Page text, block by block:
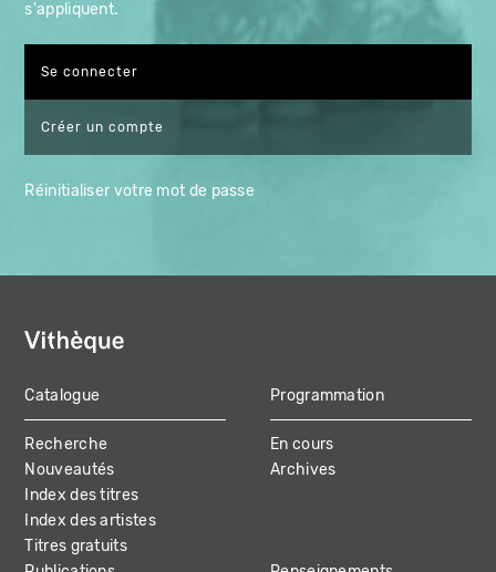
s'appliquent.
Créer un compte
Réinitialiser votre mot de passe
MAIN
NAVIGATION
Catalogue
Recherche
Nouveautés
Index des titres
Index des artistes
Titres gratuits
Programmation
En cours
Archives